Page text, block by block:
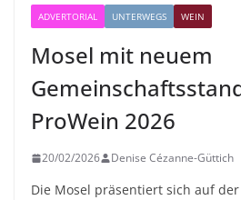
ADVERTORIAL UNTERWEGS WEIN
Mosel mit neuem
ProWein 2026
20/02/2026 Denise Cézanne-Güttich
Die Mosel präsentiert sich auf